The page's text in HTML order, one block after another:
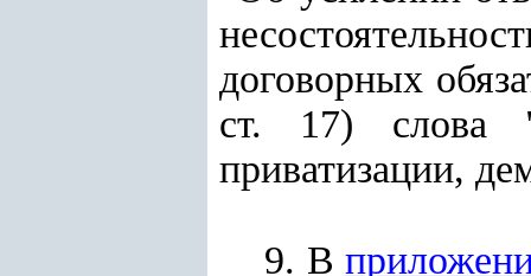
договорных
ст. 17) слова
приватизации,
9. В